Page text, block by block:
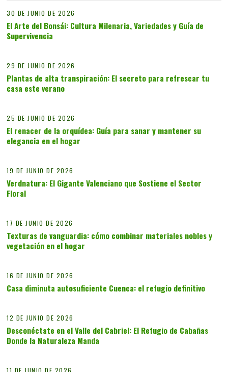
30 DE JUNIO DE 2026
El Arte del Bonsái: Cultura Milenaria, Variedades y Guía de
Supervivencia
29 DE JUNIO DE 2026
Plantas de alta transpiración: El secreto para refrescar tu
casa este verano
25 DE JUNIO DE 2026
El renacer de la orquídea: Guía para sanar y mantener su
elegancia en el hogar
19 DE JUNIO DE 2026
Verdnatura: El Gigante Valenciano que Sostiene el Sector
Floral
17 DE JUNIO DE 2026
Texturas de vanguardia: cómo combinar materiales nobles y
vegetación en el hogar
16 DE JUNIO DE 2026
Casa diminuta autosuficiente Cuenca: el refugio definitivo
12
12 DE JUNIO DE 2026
Desconéctate en el Valle del Cabriel: El Refugio de Cabañas
Donde la Naturaleza Manda